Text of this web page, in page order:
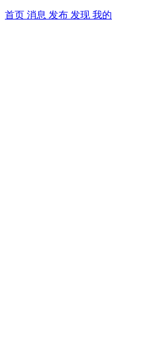
首页 消息 发布 发现 我的